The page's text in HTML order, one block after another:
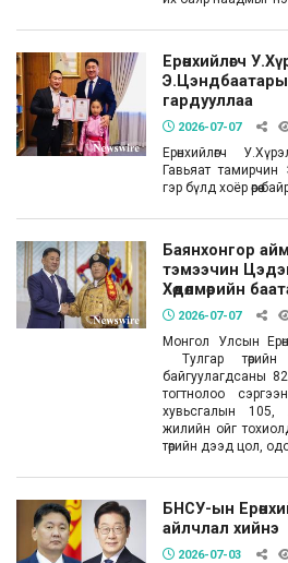
Ерөнхийлөгч
Э.Цэндбаатарын
гардууллаа
2026-07-07
Ерөнхийлөгч
Гавьяат
гэр бүлд хоёр өрөө
Баянхонгор
тэмээчин
Хөдөлмөрийн
2026-07-07
Монгол Улсын
Тулгар
байгуулагдсаны
тогтнолоо
хувьсгалын 105,
жилийн ойг
төрийн дээд цол,
БНСУ-ын
айлчлал хийнэ
2026-07-03